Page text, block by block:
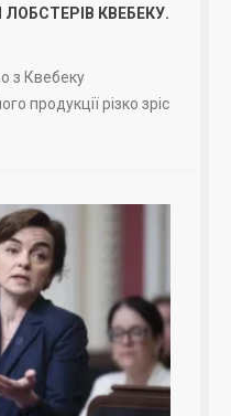
КВЕБЕКУ.
з Квебеку
продукції різко зріс